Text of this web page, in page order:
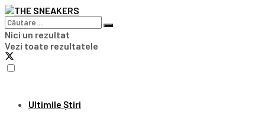
Nici un rezultat
Vezi toate rezultatele
Ultimile Știri